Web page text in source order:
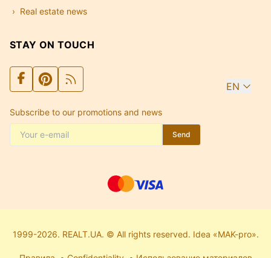
Real estate news
STAY ON TOUCH
EN
Subscribe to our promotions and news
Send
1999-2026. REALT.UA. © All rights reserved. Idea «MAK-pro».